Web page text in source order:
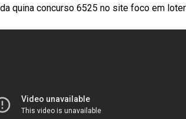
quina concurso 6525 no site foco em